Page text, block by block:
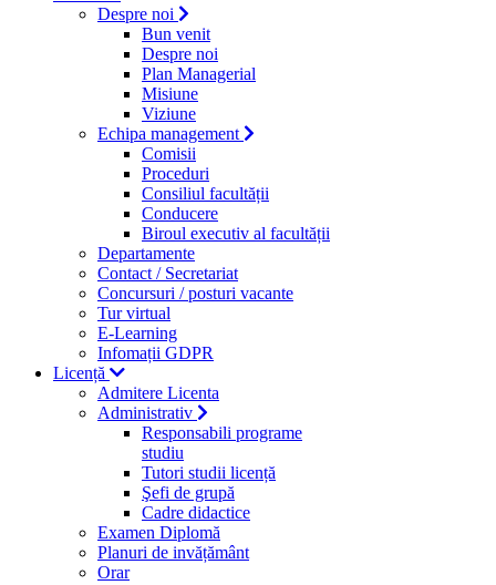
Despre noi
Bun venit
Despre noi
Plan Managerial
Misiune
Viziune
Echipa management
Comisii
Proceduri
Consiliul facultății
Conducere
Biroul executiv al facultății
Departamente
Contact / Secretariat
Concursuri / posturi vacante
Tur virtual
E-Learning
Infomații GDPR
Licență
Admitere Licenta
Administrativ
Responsabili programe
studiu
Tutori studii licență
Şefi de grupă
Cadre didactice
Examen Diplomă
Planuri de invățământ
Orar